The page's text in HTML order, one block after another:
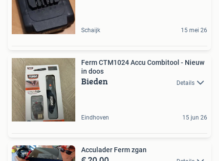
Schaijk 15 mei 26
Ferm CTM1024 Accu Combitool - Nieuw
in doos
Bieden Details
Eindhoven 15 jun 26
Acculader Ferm zgan